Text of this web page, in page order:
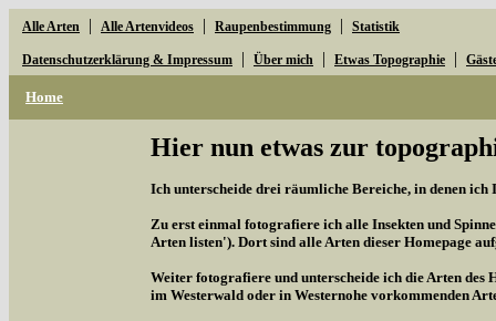
Alle Arten | Alle Artenvideos | Raupenbestimmung | Statistik
Datenschutzerklärung & Impressum | Über mich | Etwas Topographie |
Home
Hier nun etwas zur
Ich unterscheide drei räumliche Bereiche, in denen ich
Zu erst einmal fotografiere ich alle Insekten und
Arten listen'). Dort sind alle Arten dieser Homepage
Weiter fotografiere und unterscheide ich die Arten des
im Westerwald oder in Westernohe vorkommenden